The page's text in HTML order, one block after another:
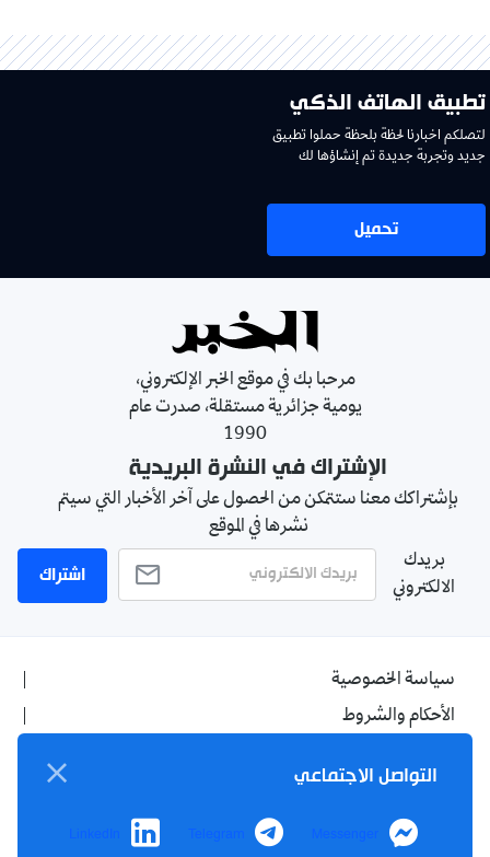
تطبيق الهاتف الذكي
لتصلكم اخبارنا لحظة بلحظة حملوا تطبيق
جديد وتجربة جديدة تم إنشاؤها لك
تحميل
مرحبا بك في موقع الخبر الإلكتروني،
يومية جزائرية مستقلة، صدرت عام
1990
الإشتراك في النشرة البريدية
بإشتراكك معنا ستتمكن من الحصول على آخر الأخبار التي سيتم
نشرها في الموقع
بريدك
الالكتروني
اشتراك
سياسة الخصوصية
الأحكام والشروط
اتصل بنا
من نحن
التواصل الاجتماعي
Messenger
Telegram
LinkedIn